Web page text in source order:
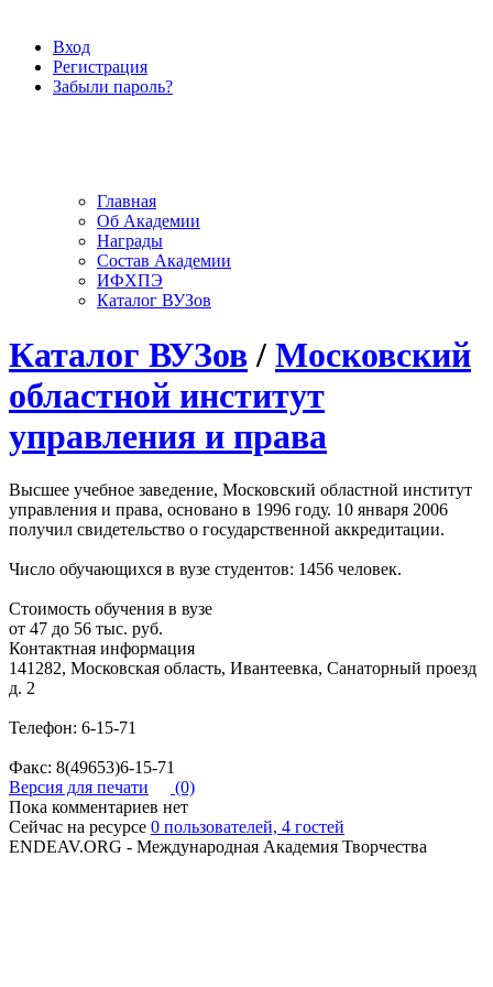
Вход
Регистрация
Забыли пароль?
Главная
Об Академии
Награды
Состав Академии
ИФХПЭ
Каталог ВУЗов
Каталог ВУЗов / Московский
областной институт
управления и права
Высшее учебное заведение, Московский областной институт
управления и права, основано в 1996 году. 10 января 2006
получил свидетельство о государственной аккредитации.
Число обучающихся в вузе студентов: 1456 человек.
Стоимость обучения в вузе
от 47 до 56 тыс. руб.
Контактная информация
141282, Московская область, Ивантеевка, Санаторный проезд
д. 2
Телефон: 6-15-71
Факс: 8(49653)6-15-71
Версия для печати
(0)
Пока комментариев нет
Сейчас на ресурсе 0 пользователей, 4 гостей
ENDEAV.ORG - Международная Академия Творчества